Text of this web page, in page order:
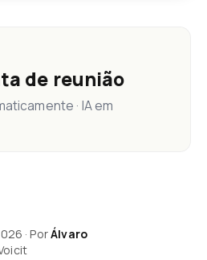
de reunião
· IA em
· PorÁlvaro